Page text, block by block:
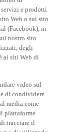
e prodotti
Web o sul sito
(Facebook), in
nostro sito
degli
siti Web di
di condividere
media come
piattaforme
tracciare il
e di utilizzarlo